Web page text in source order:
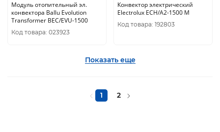
Модуль отопительный эл.
конвектора Ballu Evolution
Transformer BEC/EVU-1500
Код товара: 023923
Конвектор электрический
Electrolux ECH/A2-1500 M
Код товара: 192803
Показать еще
1 2